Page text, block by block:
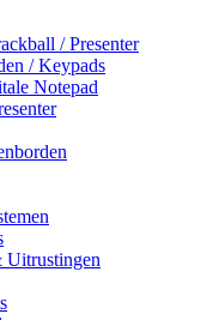
/ Presenter
/ Keypads
Notepad
Uitrustingen